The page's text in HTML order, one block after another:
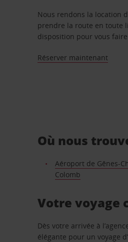
Nous rendons la location
prendre la route en toute
disposition pour vous
Réserver maintenant
Où nous
Aéroport de Gênes-
Colomb
Votre voyage
Dès votre arrivée à
élégante pour un voyage